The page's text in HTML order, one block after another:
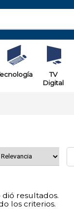
TV
Digital
resultados.
los criterios.